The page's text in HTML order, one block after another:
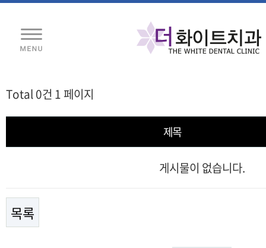
Total 0건 1 페이지
제목
게시물이 없습니다.
목록